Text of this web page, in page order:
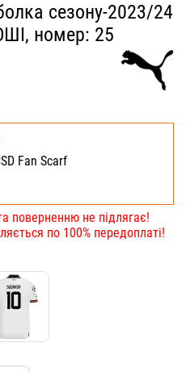
сезону-2023/24
номер: 25
Fan Scarf
поверненню не підлягає!
по 100% передоплаті!